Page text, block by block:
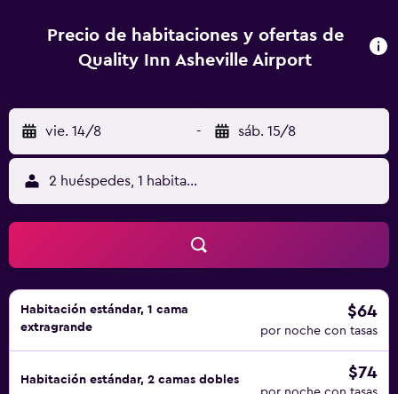
pulgadas con canales por cable. Los baños están
equipados con bañera o ducha y bidé. Este hotel en
comodidades especialmente pensadas para las personas
en viaje de negocios se incluyen escritorio, sillas de
oficina y teléfono. Se ofrece servicio de limpieza todos los
días.
Precio de habitaciones y ofertas de
Quality Inn Asheville Airport
vie. 14/8 - sáb. 15/8
2 huéspedes, 1 habitación
Habitación estándar, 1 cama
extragrande
$64
por noche con tasas
Habitación estándar, 2 camas dobles $74